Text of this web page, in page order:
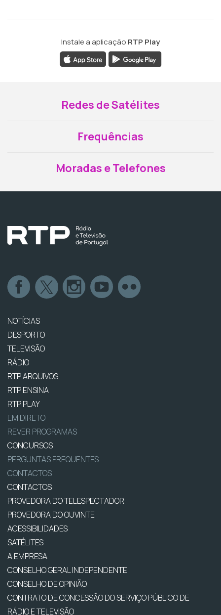
Instale a aplicação RTP Play
Redes de Satélites
Frequências
Moradas e Telefones
NOTÍCIAS
DESPORTO
TELEVISÃO
RÁDIO
RTP ARQUIVOS
RTP ENSINA
RTP PLAY
EM DIRETO
REVER PROGRAMAS
CONCURSOS
PERGUNTAS FREQUENTES
CONTACTOS
CONTACTOS
PROVEDORA DO TELESPECTADOR
PROVEDORA DO OUVINTE
ACESSIBILIDADES
SATÉLITES
A EMPRESA
CONSELHO GERAL INDEPENDENTE
CONSELHO DE OPINIÃO
CONTRATO DE CONCESSÃO DO SERVIÇO PÚBLICO DE
RÁDIO E TELEVISÃO